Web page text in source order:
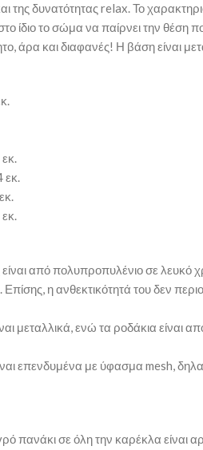
της δυνατότητας relax. Το
ίδιο το σώμα να παίρνει την
άρα και διαφανές! Η βάση είναι
εκ.
από πολυπροπυλένιο σε λευκό
η ανθεκτικότητά του δεν
μεταλλικά, ενώ τα ροδάκια είναι
επενδυμένα με ύφασμα mesh,
πανάκι σε όλη την καρέκλα είναι